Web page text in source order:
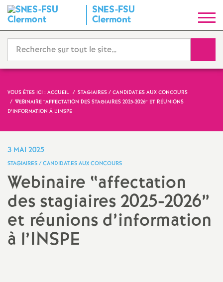
SNES-FSU
Clermont
y
n
d
a
t
N
VOUS ÊTES ICI : ACCUEIL
STAGIAIRES / CANDIDAT.ES AUX CONCOURS
WEBINAIRE “AFFECTATION DES STAGIAIRES 2025-2026” ET RÉUNIONS
D’INFORMATION À L’INSPE
3 MAI 2025
STAGIAIRES / CANDIDAT.ES AUX CONCOURS
Webinaire “affectation
des stagiaires 2025-2026”
et réunions d’information
à l’INSPE